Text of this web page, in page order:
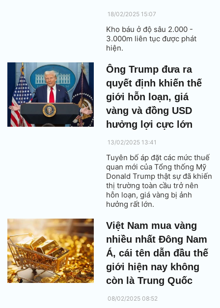
18/02/2025 15:07
Kho báu ở độ sâu 2.000 -
3.000m liên tục được phát
hiện.
Ông Trump đưa ra
quyết định khiến thế
giới hỗn loạn, giá
vàng và đồng USD
hưởng lợi cực lớn
13/02/2025 13:41
Tuyên bố áp đặt các mức thuế
quan mới của Tổng thống Mỹ
Donald Trump thật sự đã khiến
thị trường toàn cầu trở nên
hỗn loạn, giá vàng bị ảnh
hưởng rất lớn.
Việt Nam mua vàng
nhiều nhất Đông Nam
Á, cái tên dẫn đầu thế
giới hiện nay không
còn là Trung Quốc
08/02/2025 08:52